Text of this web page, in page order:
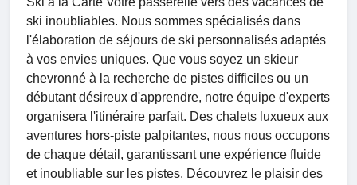
ski inoubliables. Nous sommes spécialisés dans
l'élaboration de séjours de ski personnalisés adaptés
à vos envies uniques. Que vous soyez un skieur
chevronné à la recherche de pistes difficiles ou un
débutant désireux d'apprendre, notre équipe d'experts
organisera l'itinéraire parfait. Des chalets luxueux aux
aventures hors-piste palpitantes, nous nous occupons
de chaque détail, garantissant une expérience fluide
et inoubliable sur les pistes. Découvrez le plaisir des